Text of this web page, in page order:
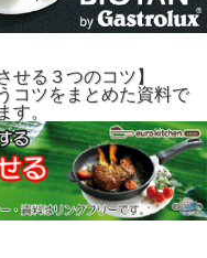
せる３つのコツ】
コツをまとめた資料で
す。